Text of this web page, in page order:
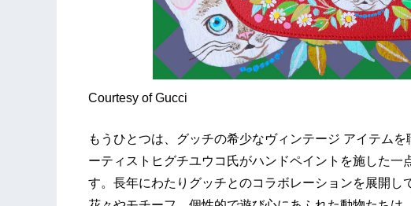
Courtesy of Gucci
もうひとつは、グッチの希少なヴィンテージ アイテム
ーティストヒグチユウコ氏がハンドペイントを施した
す。長年にわたりグッチとのコラボレーションを展開し